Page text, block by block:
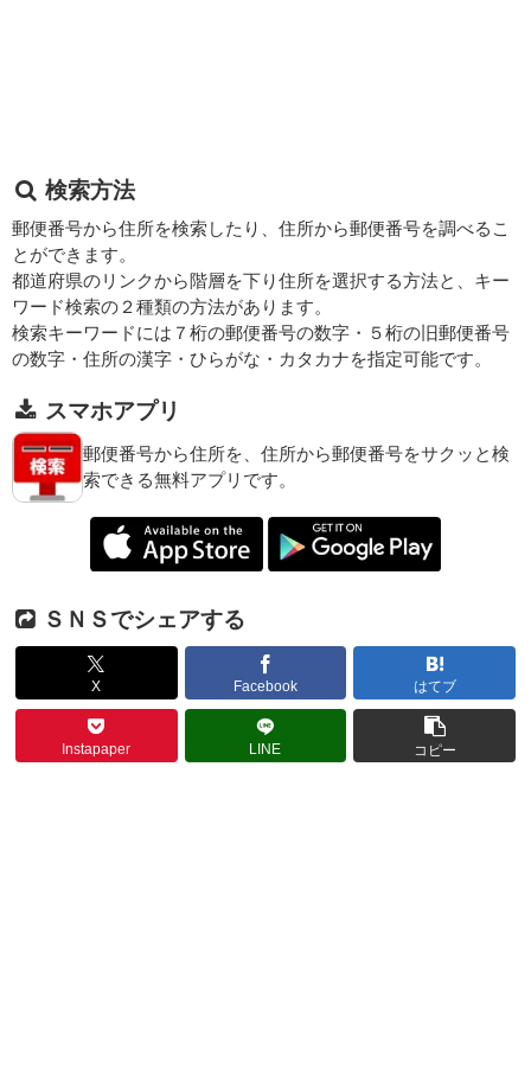
検索方法
郵便番号から住所を検索したり、住所から郵便番号を調べるこ
とができます。
都道府県のリンクから階層を下り住所を選択する方法と、キー
ワード検索の２種類の方法があります。
検索キーワードには７桁の郵便番号の数字・５桁の旧郵便番号
の数字・住所の漢字・ひらがな・カタカナを指定可能です。
スマホアプリ
郵便番号から住所を、住所から郵便番号をサクッと検
索できる無料アプリです。
ＳＮＳでシェアする
X Facebook はてブ
Instapaper LINE コピー